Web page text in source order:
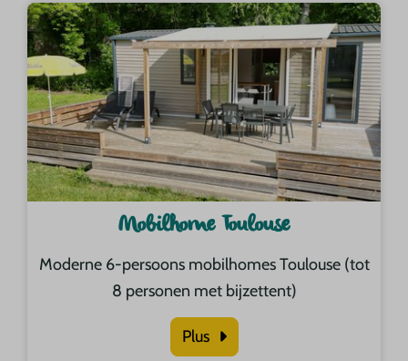
Mobilhome Toulouse
Moderne 6-persoons mobilhomes Toulouse (tot
8 personen met bijzettent)
Plus